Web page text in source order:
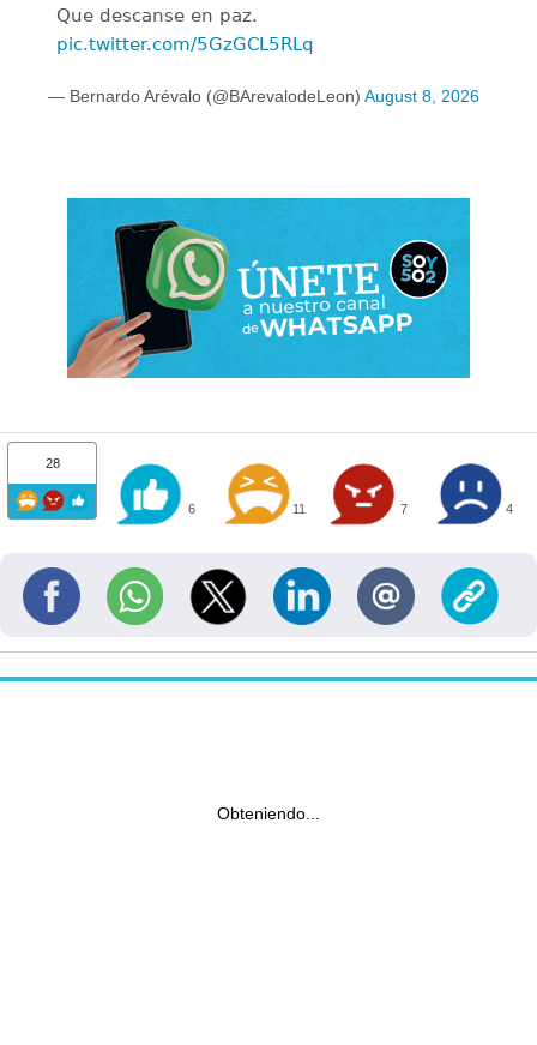
Que descanse en paz.
pic.twitter.com/5GzGCL5RLq
— Bernardo Arévalo (@BArevalodeLeon) August 8, 2026
28
6 11 7 4
Obteniendo...